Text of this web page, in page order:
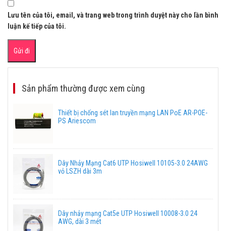
Lưu tên của tôi, email, và trang web trong trình duyệt này cho lần bình
luận kế tiếp của tôi.
Sản phẩm thường được xem cùng
Thiết bị chống sét lan truyền mạng LAN PoE AR-POE-
PS Ariescom
Dây Nhảy Mạng Cat6 UTP Hosiwell 10105-3.0 24AWG
vỏ LSZH dài 3m
Dây nhảy mạng Cat5e UTP Hosiwell 10008-3.0 24
AWG, dài 3 mét